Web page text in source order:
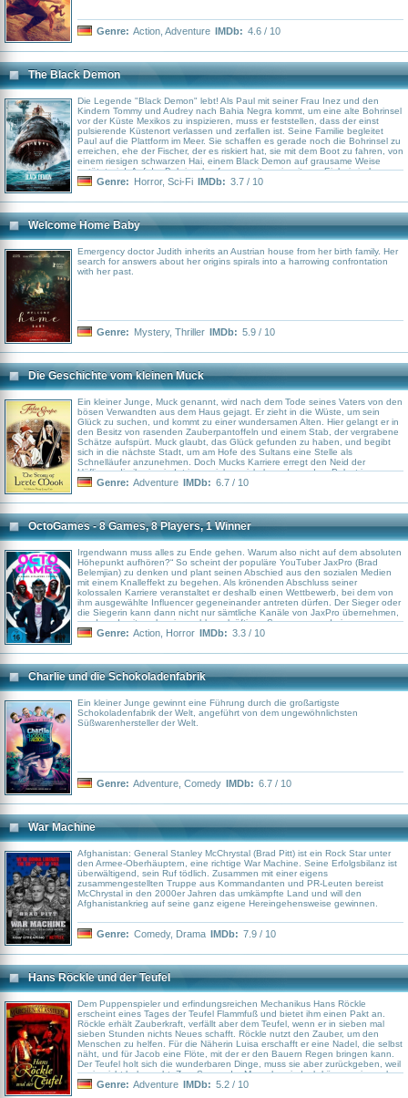
Genre: Action Adventure IMDb: 4.6 / 10
The Black Demon
Die Legende "Black Demon" lebt! Als Paul mit seiner Frau Inez und den
Kindern Tommy und Audrey nach Bahia Negra kommt, um eine alte Bohrinsel
vor der Küste Mexikos zu inspizieren, muss er feststellen, dass der einst
pulsierende Küstenort verlassen und zerfallen ist. Seine Familie begleitet
Paul auf die Plattform im Meer. Sie schaffen es gerade noch die Bohrinsel zu
erreichen, ehe der Fischer, der es riskiert hat, sie mit dem Boot zu fahren, von
einem riesigen schwarzen Hai, einem Black Demon auf grausame Weise
getötet wird. Auf der Bohrinsel gefangen mit zwei weiteren Einheimischen,
beginnt für alle Beteiligten ein brutaler Kampf auf Leben und Tod…
Genre: Horror, Sci-Fi IMDb: 3.7 / 10
Welcome Home Baby
Emergency doctor Judith inherits an Austrian house from her birth family. Her
search for answers about her origins spirals into a harrowing confrontation
with her past.
Genre: Mystery, Thriller IMDb: 5.9 / 10
Die Geschichte vom kleinen Muck
Ein kleiner Junge, Muck genannt, wird nach dem Tode seines Vaters von den
bösen Verwandten aus dem Haus gejagt. Er zieht in die Wüste, um sein
Glück zu suchen, und kommt zu einer wundersamen Alten. Hier gelangt er in
den Besitz von rasenden Zauberpantoffeln und einem Stab, der vergrabene
Schätze aufspürt. Muck glaubt, das Glück gefunden zu haben, und begibt
sich in die nächste Stadt, um am Hofe des Sultans eine Stelle als
Schnelläufer anzunehmen. Doch Mucks Karriere erregt den Neid der
Höflinge, die ihn in ein Intrigenspiel verwickeln und aus dem Palast jagen.
Unterwegs entdeckt er das Geheimnis zweier ungewöhnlicher Feigenbäume,
ihnen Eselsohren an den Kopf zaubert. Er fordert seine gestohlenen
Pantoffeln und das Stöckchen zurück und wandert wieder in die Wüste
hinaus. Nicht Reichtum bedeutet Glück, sondern Freundschaft und
Hilfsbereitschaft.\"
Genre: Adventure IMDb: 6.7 / 10
OctoGames - 8 Games, 8 Players, 1 Winner
Irgendwann muss alles zu Ende gehen. Warum also nicht auf dem absoluten
Höhepunkt aufhören?“ So scheint der populäre YouTuber JaxPro (Brad
Belemjian) zu denken und plant seinen Abschied aus den sozialen Medien
mit einem Knalleffekt zu begehen. Als krönenden Abschluss seiner
kolossalen Karriere veranstaltet er deshalb einen Wettbewerb, bei dem von
ihm ausgewählte Influencer gegeneinander antreten dürfen. Der Sieger oder
die Siegerin kann dann nicht nur sämtliche Kanäle von JaxPro übernehmen,
sondern damit auch seine zahlungskräftigen Sponsoren und eine
astronomisch hohe Anzahl von 150 Millionen Follower*innen aus aller Welt. In
gegeneinander an – wobei die Wettkämpfe graduell intensiver und
herausfordernder werden. Die Spannung steigt, während die Konkurrenten
sich gegenseitig herausfordern und bald versuchen, sich mit allen Mittel
auszustechen …
Genre: Action Horror IMDb: 3.3 / 10
Charlie und die Schokoladenfabrik
Ein kleiner Junge gewinnt eine Führung durch die großartigste
Schokoladenfabrik der Welt, angeführt von dem ungewöhnlichsten
Süßwarenhersteller der Welt.
Genre: Adventure Comedy IMDb: 6.7 / 10
War Machine
Afghanistan: General Stanley McChrystal (Brad Pitt) ist ein Rock Star unter
den Armee-Oberhäuptern, eine richtige War Machine. Seine Erfolgsbilanz ist
überwältigend, sein Ruf tödlich. Zusammen mit einer eigens
zusammengestellten Truppe aus Kommandanten und PR-Leuten bereist
McChrystal in den 2000er Jahren das umkämpfte Land und will den
Afghanistankrieg auf seine ganz eigene Hereingehensweise gewinnen.
Genre: Comedy, Drama IMDb: 7.9 / 10
Hans Röckle und der Teufel
Dem Puppenspieler und erfindungsreichen Mechanikus Hans Röckle
erscheint eines Tages der Teufel Flammfuß und bietet ihm einen Pakt an.
Röckle erhält Zauberkraft, verfällt aber dem Teufel, wenn er in sieben mal
sieben Stunden nichts Neues schafft. Röckle nutzt den Zauber, um den
Menschen zu helfen. Für die Näherin Luisa erschafft er eine Nadel, die selbst
näht, und für Jacob eine Flöte, mit der er den Bauern Regen bringen kann.
Der Teufel holt sich die wunderbaren Dinge, muss sie aber zurückgeben, weil
er sie nicht beherrscht. Zum Segen der Menschen jedoch können sie auch
nicht verwendet werden, denn der Manufakturbesitzer setzt den Lohn für die
Genre: Adventure IMDb: 5.2 / 10